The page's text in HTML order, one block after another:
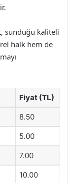
sunduğu kaliteli
halk hem de
Fiyat (TL)
8.50
5.00
7.00
10.00